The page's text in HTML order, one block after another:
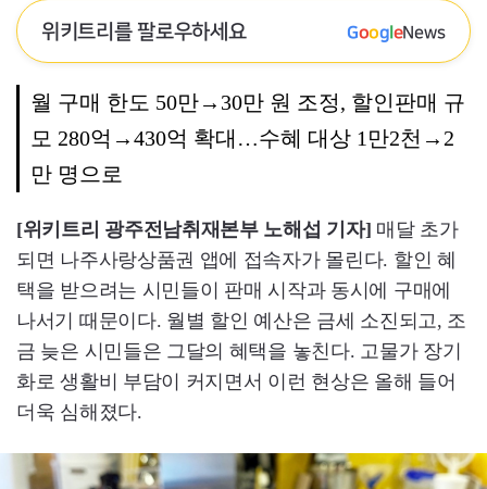
위키트리를 팔로우하세요 GoogleNews
월 구매 한도 50만→30만 원 조정, 할인판매 규
모 280억→430억 확대…수혜 대상 1만2천→2
만 명으로
[위키트리 광주전남취재본부 노해섭 기자] 매달 초가
되면 나주사랑상품권 앱에 접속자가 몰린다. 할인 혜
택을 받으려는 시민들이 판매 시작과 동시에 구매에
나서기 때문이다. 월별 할인 예산은 금세 소진되고, 조
금 늦은 시민들은 그달의 혜택을 놓친다. 고물가 장기
화로 생활비 부담이 커지면서 이런 현상은 올해 들어
더욱 심해졌다.